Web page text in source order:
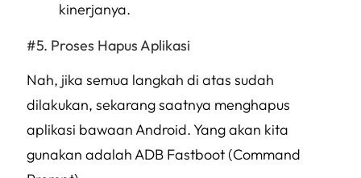
kinerjanya.
Proses Hapus Aplikasi
Nah, jika semua langkah di atas sudah
dilakukan, sekarang saatnya menghapus
aplikasi bawaan Android. Yang akan kita
gunakan adalah ADB Fastboot (Command